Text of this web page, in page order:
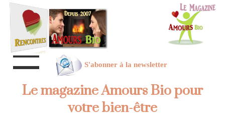
S'abonner à la newsletter
Le magazine Amours Bio pour
votre bien-être